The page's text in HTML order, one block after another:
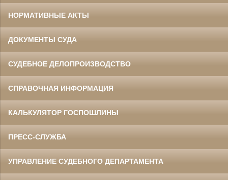
НОРМАТИВНЫЕ АКТЫ
ДОКУМЕНТЫ СУДА
СУДЕБНОЕ ДЕЛОПРОИЗВОДСТВО
СПРАВОЧНАЯ ИНФОРМАЦИЯ
КАЛЬКУЛЯТОР ГОСПОШЛИНЫ
ПРЕСС-СЛУЖБА
УПРАВЛЕНИЕ СУДЕБНОГО ДЕПАРТАМЕНТА